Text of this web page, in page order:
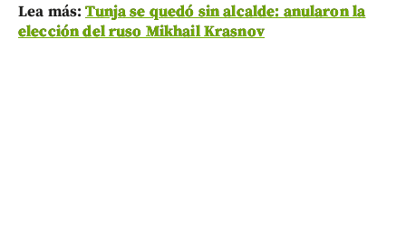
Lea más:Tunja se quedó sin alcalde: anularon la
elección del ruso Mikhail Krasnov